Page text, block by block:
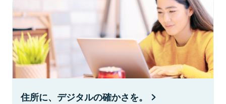
住所に、デジタルの確かさを。